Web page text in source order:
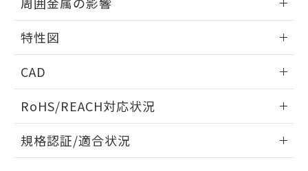
相互干渉
A: 25mm以上、B: 20mm以上
周囲金属の影響
特性図
検出物体の大きさと材質による影響
CAD
ドすることができます。
ログイン/会員登録
RoHS/REACH対応状況
EU RoHS 注意事項・凡例
規格認証/適合状況
既に当社にて対応品への在庫切替を完了
り、2022年1月12日より割愛しておりま
す。